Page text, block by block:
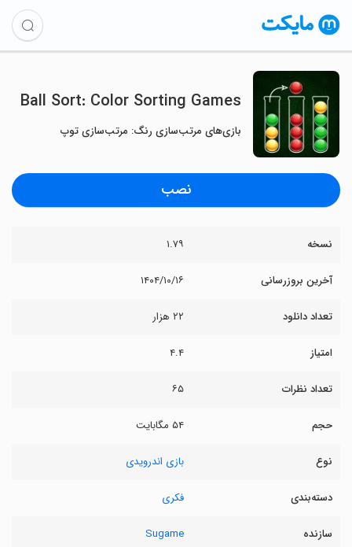
Ball Sort: Color Sorting Games
بازی‌های مرتب‌سازی رنگ: مرتب‌سازی توپ
نصب
نسخه ۱.۷۹
آخرین بروزرسانی ۱۴۰۴/۱۰/۱۶
تعداد دانلود ۲۲ هزار
امتیاز ۴.۴
تعداد نظرات ۶۵
حجم ۵۴ مگابایت
نوع بازی اندرویدی
دسته‌بندی فکری
سازنده Sugame